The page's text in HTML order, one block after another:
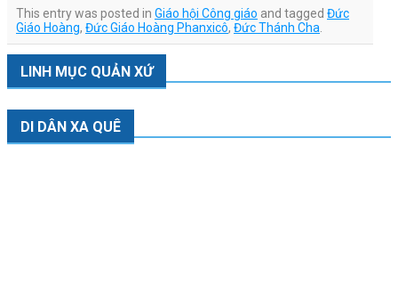
This entry was posted in Giáo hội Công giáo and tagged Đức
Giáo Hoàng, Đức Giáo Hoàng Phanxicô, Đức Thánh Cha
LINH MỤC QUẢN XỨ
DI DÂN XA QUÊ